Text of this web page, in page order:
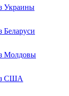
Украины
Беларуси
Молдовы
США